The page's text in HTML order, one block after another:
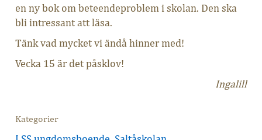
en ny bok om beteendeproblem i skolan. Den ska
bli intressant att läsa.
Tänk vad mycket vi ändå hinner med!
Vecka 15 är det påsklov!
Ingalill
Kategorier